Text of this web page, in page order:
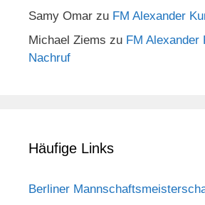
Samy Omar zu FM Alexander
Michael Ziems zu FM Alexander
Nachruf
Häufige Links
Berliner